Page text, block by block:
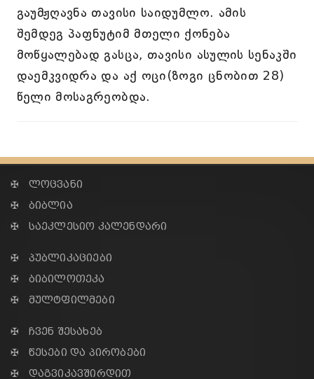
გაუმჟღავნა თავისი საიდუმლო. ამის
შემდეგ პაფნუტიმ მთელი ქონება
მოწყალებად გასცა, თავისი ასულის სენაკში
დაემკვიდრა და აქ ოცი(ზოგი ცნობით 28)
წელი მოსაგრეობდა.
✠ ლოცვანი
✠ ბიბლია
✠ საეკლესიო კალენდარი
✠ პუბლიკაციები
✠ ბიბილოთეკა
✠ მულტფილმები
✠ ჩვენ შესახებ
✠ წესები და პირობები
✠ დაგვიკავშირდით